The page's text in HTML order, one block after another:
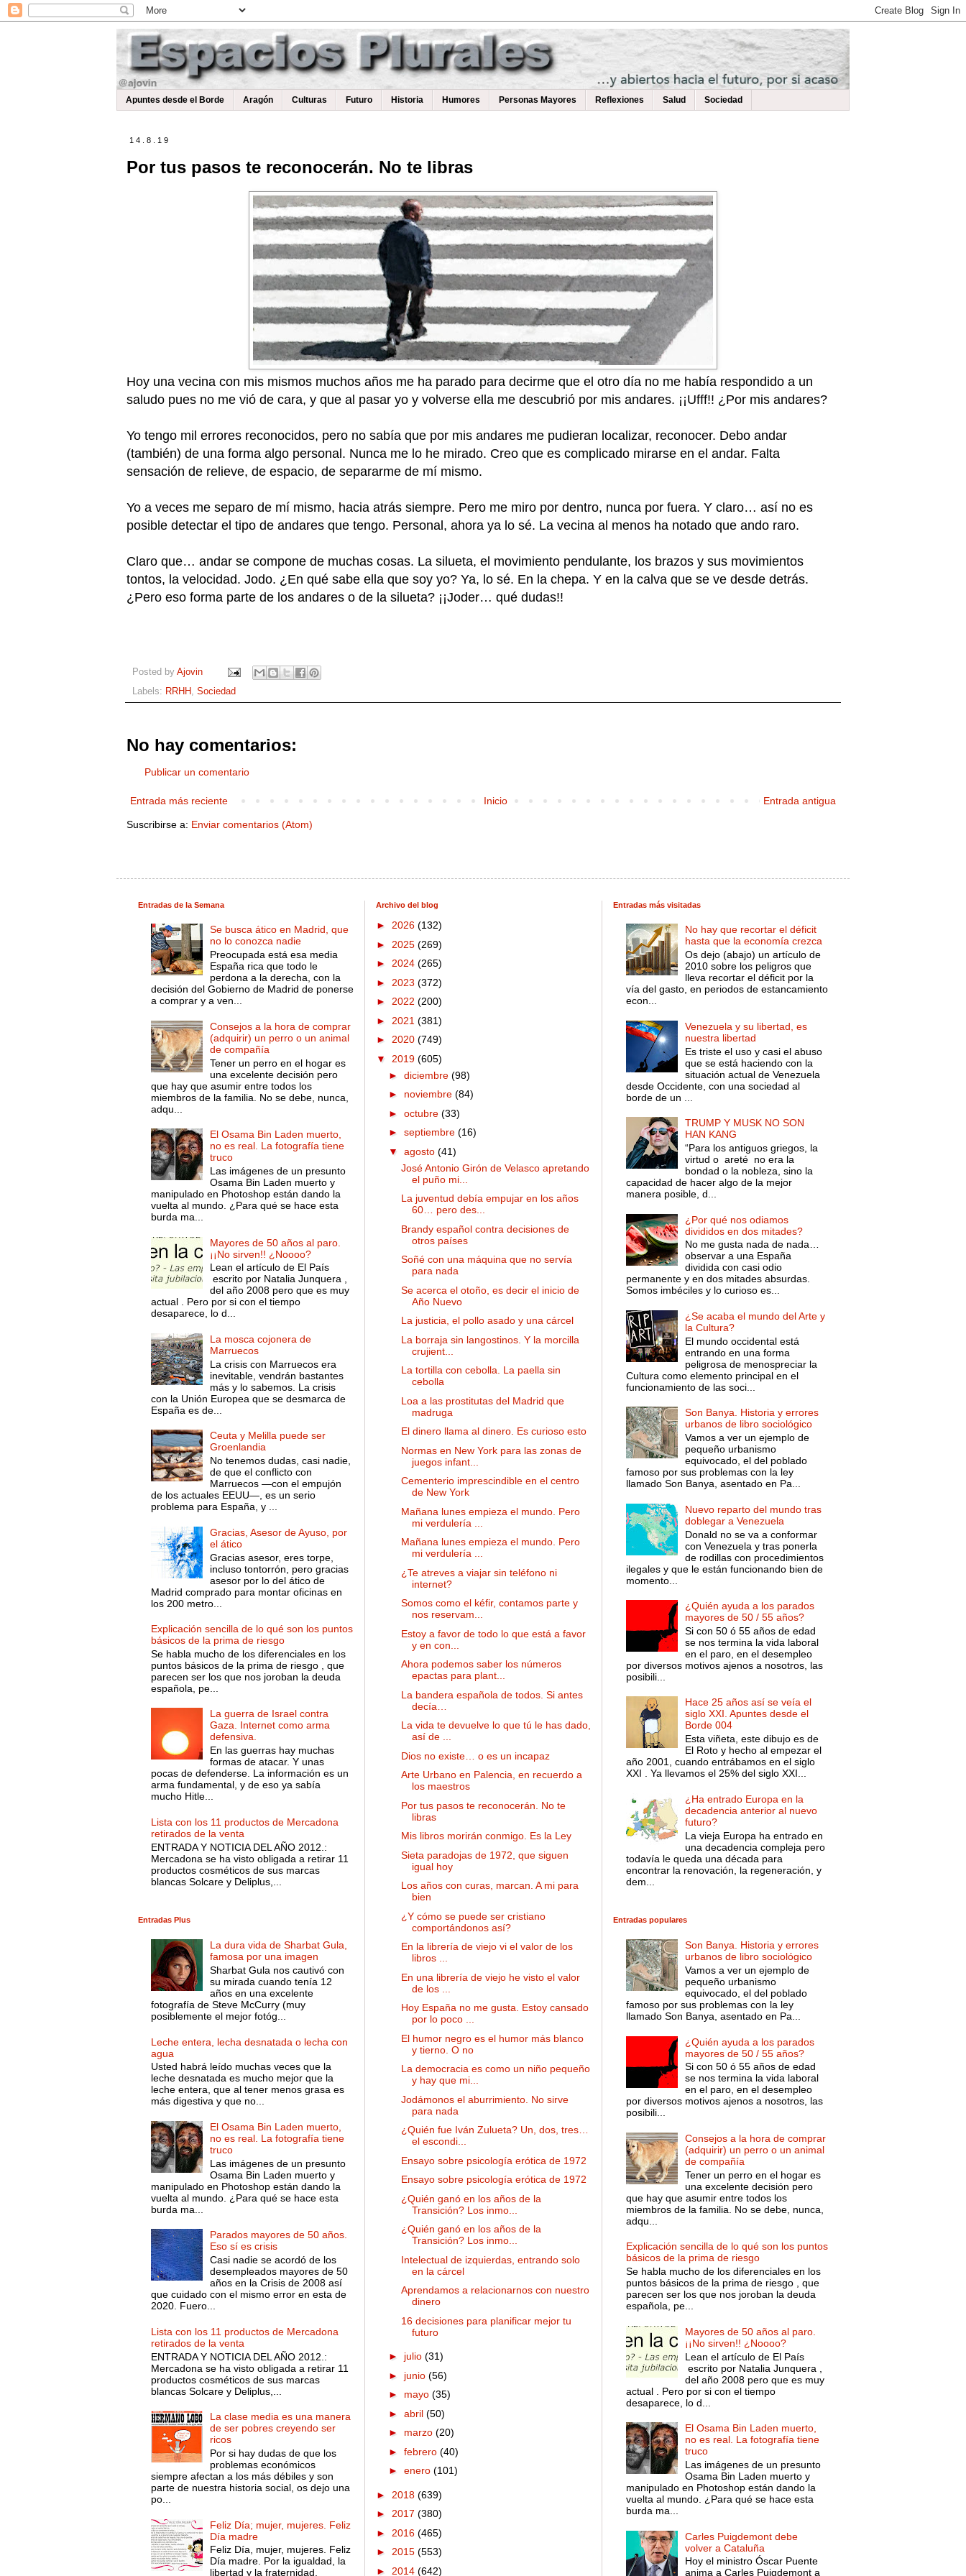
Apuntes desde el Borde Aragón Culturas Futuro Historia Humores Personas Mayores Reflexiones Salud Sociedad
14.8.19
Por tus pasos te reconocerán. No te libras
Hoy una vecina con mis mismos muchos años me ha parado para decirme que el otro día no me había respondido a un
saludo pues no me vió de cara, y que al pasar yo y volverse ella me descubrió por mis andares. ¡¡Ufff!! ¿Por mis andares?
Yo tengo mil errores reconocidos, pero no sabía que por mis andares me pudieran localizar, reconocer. Debo andar
(también) de una forma algo personal. Nunca me lo he mirado. Creo que es complicado mirarse en el andar. Falta
sensación de relieve, de espacio, de separarme de mí mismo.
Yo a veces me separo de mí mismo, hacia atrás siempre. Pero me miro por dentro, nunca por fuera. Y claro… así no es
posible detectar el tipo de andares que tengo. Personal, ahora ya lo sé. La vecina al menos ha notado que ando raro.
Claro que… andar se compone de muchas cosas. La silueta, el movimiento pendulante, los brazos y sus movimientos
tontos, la velocidad. Jodo. ¿En qué sabe ella que soy yo? Ya, lo sé. En la chepa. Y en la calva que se ve desde detrás.
¿Pero eso forma parte de los andares o de la silueta? ¡¡Joder… qué dudas!!
Posted by Ajovin
Labels: RRHH Sociedad
No hay comentarios:
Publicar un comentario
Entrada más reciente Entrada antigua
Inicio
Suscribirse a: Enviar comentarios (Atom)
Entradas de la Semana
Se busca ático en Madrid, que
no lo conozca nadie
Preocupada está esa media
España rica que todo le
perdona a la derecha, con la
decisión del Gobierno de Madrid de ponerse
a comprar y a ven...
Consejos a la hora de comprar
(adquirir) un perro o un animal
de compañía
Tener un perro en el hogar es
una excelente decisión pero
que hay que asumir entre todos los
miembros de la familia. No se debe, nunca,
adqu...
El Osama Bin Laden muerto,
no es real. La fotografía tiene
truco
Las imágenes de un presunto
Osama Bin Laden muerto y
manipulado en Photoshop están dando la
vuelta al mundo. ¿Para qué se hace esta
burda ma...
Mayores de 50 años al paro.
¡¡No sirven!! ¿Noooo?
Lean el artículo de El País
escrito por Natalia Junquera ,
del año 2008 pero que es muy
actual . Pero por si con el tiempo
desaparece, lo d...
La mosca cojonera de
Marruecos
La crisis con Marruecos era
inevitable, vendrán bastantes
más y lo sabemos. La crisis
con la Unión Europea que se desmarca de
España es de...
Ceuta y Melilla puede ser
Groenlandia
No tenemos dudas, casi nadie,
de que el conflicto con
Marruecos —con el empujón
de los actuales EEUU—, es un serio
problema para España, y ...
Gracias, Asesor de Ayuso, por
el ático
Gracias asesor, eres torpe,
incluso tontorrón, pero gracias
asesor por lo del ático de
Madrid comprado para montar oficinas en
los 200 metro...
Explicación sencilla de lo qué son los puntos
básicos de la prima de riesgo
Se habla mucho de los diferenciales en los
puntos básicos de la prima de riesgo , que
parecen ser los que nos joroban la deuda
española, pe...
La guerra de Israel contra
Gaza. Internet como arma
defensiva.
En las guerras hay muchas
formas de atacar. Y unas
pocas de defenderse. La información es un
arma fundamental, y de eso ya sabía
mucho Hitle...
Lista con los 11 productos de Mercadona
retirados de la venta
ENTRADA Y NOTICIA DEL AÑO 2012.:
Mercadona se ha visto obligada a retirar 11
productos cosméticos de sus marcas
blancas Solcare y Deliplus,...
Entradas Plus
La dura vida de Sharbat Gula,
famosa por una imagen
Sharbat Gula nos cautivó con
su mirada cuando tenía 12
años en una excelente
fotografía de Steve McCurry (muy
posiblemente el mejor fotóg...
Leche entera, lecha desnatada o lecha con
agua
Usted habrá leído muchas veces que la
leche desnatada es mucho mejor que la
leche entera, que al tener menos grasa es
más digestiva y que no...
El Osama Bin Laden muerto,
no es real. La fotografía tiene
truco
Las imágenes de un presunto
Osama Bin Laden muerto y
manipulado en Photoshop están dando la
vuelta al mundo. ¿Para qué se hace esta
burda ma...
Parados mayores de 50 años.
Eso sí es crisis
Casi nadie se acordó de los
desempleados mayores de 50
años en la Crisis de 2008 así
que cuidado con el mismo error en esta de
2020. Fuero...
Lista con los 11 productos de Mercadona
retirados de la venta
ENTRADA Y NOTICIA DEL AÑO 2012.:
Mercadona se ha visto obligada a retirar 11
productos cosméticos de sus marcas
blancas Solcare y Deliplus,...
La clase media es una manera
de ser pobres creyendo ser
ricos
Por si hay dudas de que los
problemas económicos
siempre afectan a los más débiles y son
parte de nuestra historia social, os dejo una
po...
Feliz Día; mujer, mujeres. Feliz
Día madre
Feliz Día, mujer, mujeres. Feliz
Día madre. Por la igualdad, la
libertad y la fraternidad.
Archivo del blog
► 2026 (132)
► 2025 (269)
► 2024 (265)
► 2023 (372)
► 2022 (200)
► 2021 (381)
► 2020 (749)
▼ 2019 (605)
► diciembre (98)
► noviembre (84)
► octubre (33)
► septiembre (16)
▼ agosto (41)
José Antonio Girón de Velasco apretando
el puño mi...
La juventud debía empujar en los años
60… pero des...
Brandy español contra decisiones de
otros países
Soñé con una máquina que no servía
para nada
Se acerca el otoño, es decir el inicio de
Año Nuevo
La justicia, el pollo asado y una cárcel
La borraja sin langostinos. Y la morcilla
crujient...
La tortilla con cebolla. La paella sin
cebolla
Loa a las prostitutas del Madrid que
madruga
El dinero llama al dinero. Es curioso esto
Normas en New York para las zonas de
juegos infant...
Cementerio imprescindible en el centro
de New York
Mañana lunes empieza el mundo. Pero
mi verdulería ...
Mañana lunes empieza el mundo. Pero
mi verdulería ...
¿Te atreves a viajar sin teléfono ni
internet?
Somos como el kéfir, contamos parte y
nos reservam...
Estoy a favor de todo lo que está a favor
y en con...
Ahora podemos saber los números
epactas para plant...
La bandera española de todos. Si antes
decía…
La vida te devuelve lo que tú le has dado,
así de ...
Dios no existe… o es un incapaz
Arte Urbano en Palencia, en recuerdo a
los maestros
Por tus pasos te reconocerán. No te
libras
Mis libros morirán conmigo. Es la Ley
Sieta paradojas de 1972, que siguen
igual hoy
Los años con curas, marcan. A mi para
bien
¿Y cómo se puede ser cristiano
comportándonos así?
En la librería de viejo vi el valor de los
libros ...
En una librería de viejo he visto el valor
de los ...
Hoy España no me gusta. Estoy cansado
por lo poco ...
El humor negro es el humor más blanco
y tierno. O no
La democracia es como un niño pequeño
y hay que mi...
Jodámonos el aburrimiento. No sirve
para nada
¿Quién fue Iván Zulueta? Un, dos, tres…
el escondi...
Ensayo sobre psicología erótica de 1972
Ensayo sobre psicología erótica de 1972
¿Quién ganó en los años de la
Transición? Los inmo...
¿Quién ganó en los años de la
Transición? Los inmo...
Intelectual de izquierdas, entrando solo
en la cárcel
Aprendamos a relacionarnos con nuestro
dinero
16 decisiones para planificar mejor tu
futuro
► julio (31)
► junio (56)
► mayo (35)
► abril (50)
► marzo (20)
► febrero (40)
► enero (101)
► 2018 (639)
► 2017 (380)
► 2016 (465)
► 2015 (553)
► 2014 (642)
Entradas más visitadas
No hay que recortar el déficit
hasta que la economía crezca
Os dejo (abajo) un artículo de
2010 sobre los peligros que
lleva recortar el déficit por la
vía del gasto, en periodos de estancamiento
econ...
Venezuela y su libertad, es
nuestra libertad
Es triste el uso y casi el abuso
que se está haciendo con la
situación actual de Venezuela
desde Occidente, con una sociedad al
borde de un ...
TRUMP Y MUSK NO SON
HAN KANG
“Para los antiguos griegos, la
virtud o areté no era la
bondad o la nobleza, sino la
capacidad de hacer algo de la mejor
manera posible, d...
¿Por qué nos odiamos
divididos en dos mitades?
No me gusta nada de nada…
observar a una España
dividida con casi odio
permanente y en dos mitades absurdas.
Somos imbéciles y lo curioso es...
¿Se acaba el mundo del Arte y
la Cultura?
El mundo occidental está
entrando en una forma
peligrosa de menospreciar la
Cultura como elemento principal en el
funcionamiento de las soci...
Son Banya. Historia y errores
urbanos de libro sociológico
Vamos a ver un ejemplo de
pequeño urbanismo
equivocado, el del poblado
famoso por sus problemas con la ley
llamado Son Banya, asentado en Pa...
Nuevo reparto del mundo tras
doblegar a Venezuela
Donald no se va a conformar
con Venezuela y tras ponerla
de rodillas con procedimientos
ilegales y que le están funcionando bien de
momento...
¿Quién ayuda a los parados
mayores de 50 / 55 años?
Si con 50 ó 55 años de edad
se nos termina la vida laboral
en el paro, en el desempleo
por diversos motivos ajenos a nosotros, las
posibili...
Hace 25 años así se veía el
siglo XXI. Apuntes desde el
Borde 004
Esta viñeta, este dibujo es de
El Roto y hecho al empezar el
año 2001, cuando entrábamos en el siglo
XXI . Ya llevamos el 25% del siglo XXI...
¿Ha entrado Europa en la
decadencia anterior al nuevo
futuro?
La vieja Europa ha entrado en
una decadencia compleja pero
todavía le queda una década para
encontrar la renovación, la regeneración, y
dem...
Entradas populares
Son Banya. Historia y errores
urbanos de libro sociológico
Vamos a ver un ejemplo de
pequeño urbanismo
equivocado, el del poblado
famoso por sus problemas con la ley
llamado Son Banya, asentado en Pa...
¿Quién ayuda a los parados
mayores de 50 / 55 años?
Si con 50 ó 55 años de edad
se nos termina la vida laboral
en el paro, en el desempleo
por diversos motivos ajenos a nosotros, las
posibili...
Consejos a la hora de comprar
(adquirir) un perro o un animal
de compañía
Tener un perro en el hogar es
una excelente decisión pero
que hay que asumir entre todos los
miembros de la familia. No se debe, nunca,
adqu...
Explicación sencilla de lo qué son los puntos
básicos de la prima de riesgo
Se habla mucho de los diferenciales en los
puntos básicos de la prima de riesgo , que
parecen ser los que nos joroban la deuda
española, pe...
Mayores de 50 años al paro.
¡¡No sirven!! ¿Noooo?
Lean el artículo de El País
escrito por Natalia Junquera ,
del año 2008 pero que es muy
actual . Pero por si con el tiempo
desaparece, lo d...
El Osama Bin Laden muerto,
no es real. La fotografía tiene
truco
Las imágenes de un presunto
Osama Bin Laden muerto y
manipulado en Photoshop están dando la
vuelta al mundo. ¿Para qué se hace esta
burda ma...
Carles Puigdemont debe
volver a Cataluña
Hoy el ministro Óscar Puente
anima a Carles Puigdemont a